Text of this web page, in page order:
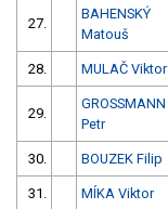
27.
BAHENSKÝ
Matouš
28. MULAČ Viktor
29.
GROSSMANN
Petr
30. BOUZEK Filip
31. MÍKA Viktor